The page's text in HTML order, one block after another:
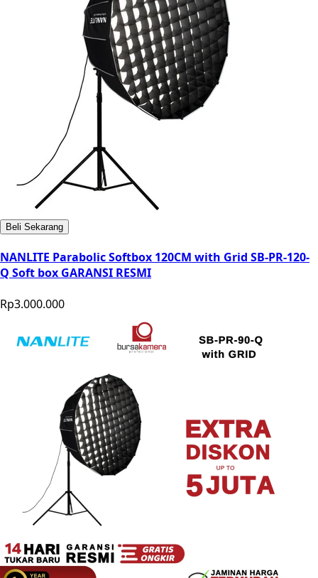
Beli Sekarang
NANLITE Parabolic Softbox 120CM with Grid SB-PR-120-
Q Soft box GARANSI RESMI
Rp3.000.000